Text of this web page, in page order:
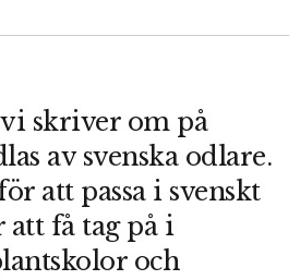
skriver om på
av svenska odlare.
att passa i svenskt
få tag på i
och